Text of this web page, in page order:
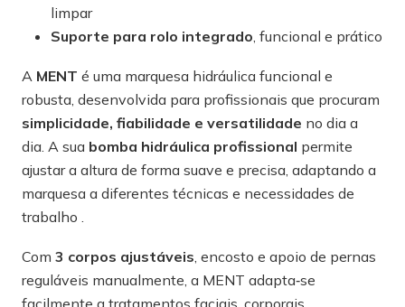
limpar
Suporte para rolo integrado, funcional e prático
A MENT é uma marquesa hidráulica funcional e
robusta, desenvolvida para profissionais que procuram
simplicidade, fiabilidade e versatilidade no dia a
dia. A sua bomba hidráulica profissional permite
ajustar a altura de forma suave e precisa, adaptando a
marquesa a diferentes técnicas e necessidades de
trabalho .
Com 3 corpos ajustáveis, encosto e apoio de pernas
reguláveis manualmente, a MENT adapta‑se